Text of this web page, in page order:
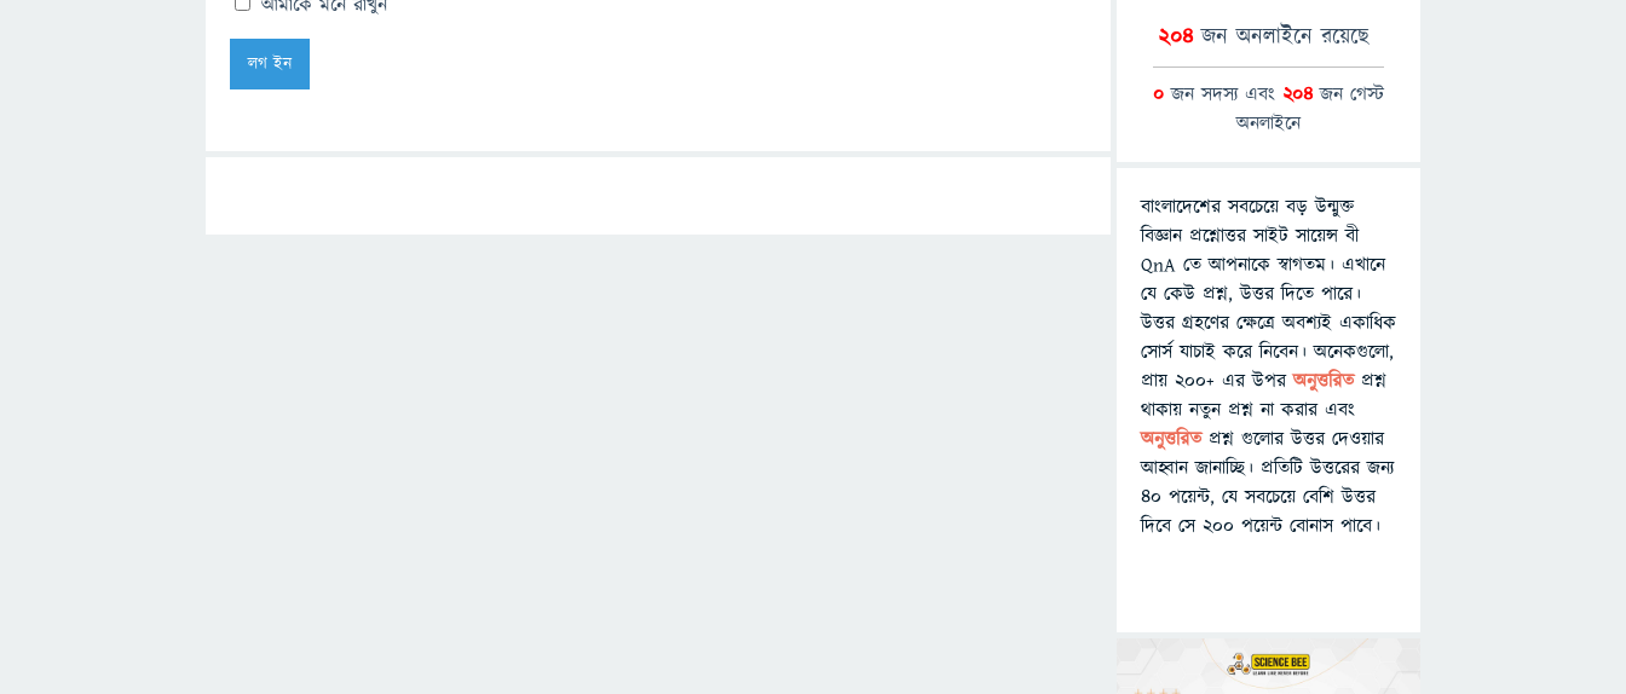
204জন অনলাইনে রয়েছে
0 জন সদস্য এবং 204 জন গেস্ট
অনলাইনে
বাংলাদেশের সবচেয়ে বড় উন্মুক্ত
বিজ্ঞান প্রশ্নোত্তর সাইট সায়েন্স বী
QnA তে আপনাকে স্বাগতম। এখানে
যে কেউ প্রশ্ন, উত্তর দিতে পারে।
উত্তর গ্রহণের ক্ষেত্রে অবশ্যই একাধিক
সোর্স যাচাই করে নিবেন। অনেকগুলো,
প্রায় ২০০+ এর উপরঅনুত্তরিতপ্রশ্ন
থাকায় নতুন প্রশ্ন না করার এবং
অনুত্তরিত প্রশ্ন গুলোর উত্তর দেওয়ার
আহ্বান জানাচ্ছি। প্রতিটি উত্তরের জন্য
৪০ পয়েন্ট, যে সবচেয়ে বেশি উত্তর
দিবে সে ২০০ পয়েন্ট বোনাস পাবে।